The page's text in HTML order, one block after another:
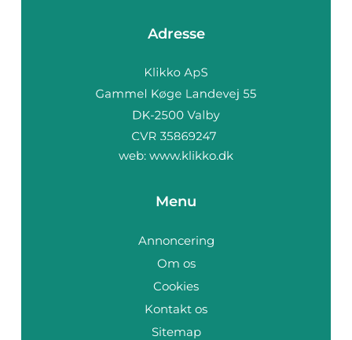
Adresse
web: www.klikko.dk
Menu
Annoncering
Om os
Cookies
Kontakt os
Sitemap